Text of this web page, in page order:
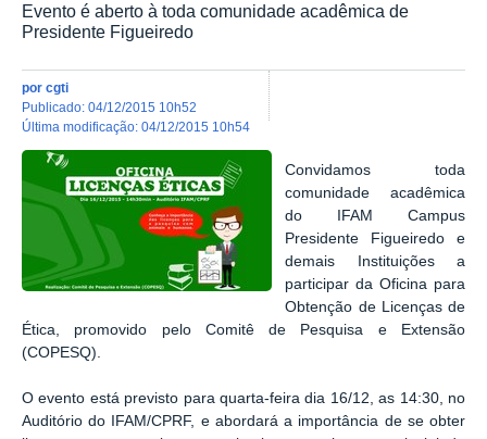
Evento é aberto à toda comunidade acadêmica de
Presidente Figueiredo
por cgti
publicado: 04/12/2015 10h52
última modificação: 04/12/2015 10h54
Convidamos toda
comunidade acadêmica
do IFAM Campus
Presidente Figueiredo e
demais Instituições a
participar da Oficina para
Obtenção de Licenças de
Ética, promovido pelo Comitê de Pesquisa e Extensão
(COPESQ).
O evento está previsto para quarta-feira dia 16/12, as 14:30, no
Auditório do IFAM/CPRF, e abordará a importância de se obter